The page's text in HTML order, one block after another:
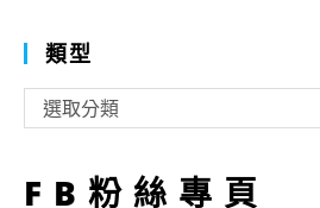
類型
型
選取分類
FB粉絲專頁